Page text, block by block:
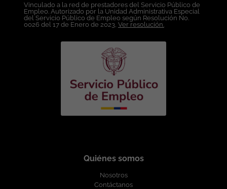
Vinculado a la red de prestadores del Servicio Público de
Empleo. Autorizado por la Unidad Administrativa Especial
del Servicio Público de Empleo según Resolución No.
0026 del 17 de Enero de 2023, Ver resolución.
Quiénes somos
Nosotros
Contáctanos